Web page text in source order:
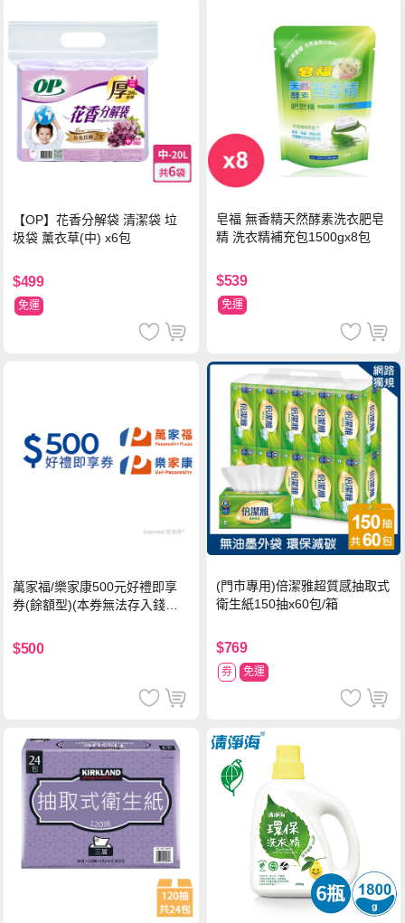
【OP】花香分解袋 清潔袋 垃
圾袋 薰衣草(中) x6包
$499
免運
皂福 無香精天然酵素洗衣肥皂
精 洗衣精補充包1500gx8包
$539
免運
萬家福/樂家康500元好禮即享
券(餘額型)(本券無法存入錢包
$500
(門市專用)倍潔雅超質感抽取式
衛生紙150抽x60包/箱
$769
券 免運